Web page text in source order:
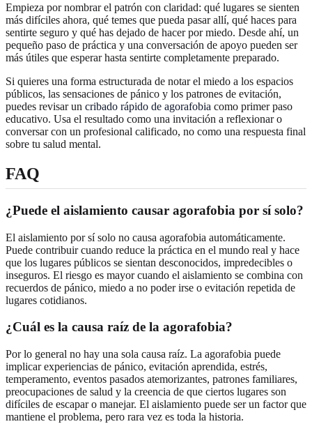
Empieza por nombrar el patrón con claridad: qué lugares se sienten
más difíciles ahora, qué temes que pueda pasar allí, qué haces para
sentirte seguro y qué has dejado de hacer por miedo. Desde ahí, un
pequeño paso de práctica y una conversación de apoyo pueden ser
más útiles que esperar hasta sentirte completamente preparado.
Si quieres una forma estructurada de notar el miedo a los espacios
públicos, las sensaciones de pánico y los patrones de evitación,
puedes revisar un cribado rápido de agorafobia como primer paso
educativo. Usa el resultado como una invitación a reflexionar o
conversar con un profesional calificado, no como una respuesta final
sobre tu salud mental.
FAQ
¿Puede el aislamiento causar agorafobia por sí solo?
El aislamiento por sí solo no causa agorafobia automáticamente.
Puede contribuir cuando reduce la práctica en el mundo real y hace
que los lugares públicos se sientan desconocidos, impredecibles o
inseguros. El riesgo es mayor cuando el aislamiento se combina con
recuerdos de pánico, miedo a no poder irse o evitación repetida de
lugares cotidianos.
¿Cuál es la causa raíz de la agorafobia?
Por lo general no hay una sola causa raíz. La agorafobia puede
implicar experiencias de pánico, evitación aprendida, estrés,
temperamento, eventos pasados atemorizantes, patrones familiares,
preocupaciones de salud y la creencia de que ciertos lugares son
difíciles de escapar o manejar. El aislamiento puede ser un factor que
mantiene el problema, pero rara vez es toda la historia.